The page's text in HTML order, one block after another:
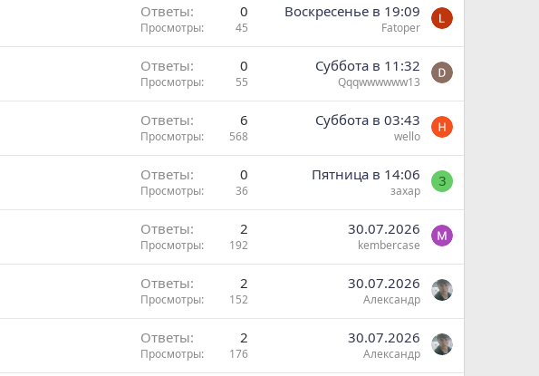
Ответы 0
Просмотры 45
Воскресенье в 19:09
Fatoper
Ответы 0
Просмотры 55
Суббота в 11:32
Qqqwwwwww13
Ответы 6
Просмотры 568
Суббота в 03:43
wello
Ответы 0
Просмотры 36
Пятница в 14:06
захар
З
Ответы 2
Просмотры 192
30.07.2026
kembercase
Ответы 2
Просмотры 152
30.07.2026
Александр
Ответы 2
Просмотры 176
30.07.2026
Александр